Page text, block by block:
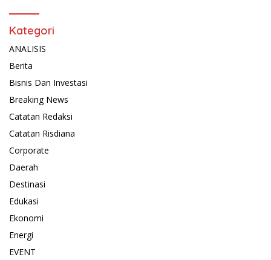
Kategori
ANALISIS
Berita
Bisnis Dan Investasi
Breaking News
Catatan Redaksi
Catatan Risdiana
Corporate
Daerah
Destinasi
Edukasi
Ekonomi
Energi
EVENT